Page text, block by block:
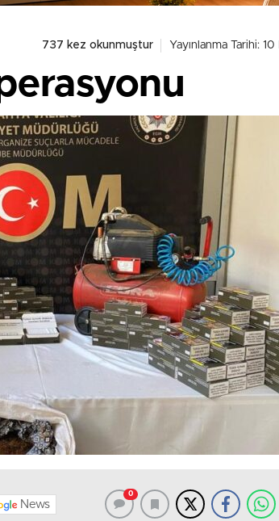
737 kez okunmuştur Yayınlanma Tarihi:
News
0